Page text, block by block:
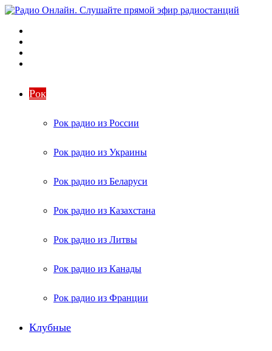
Рок
Рок радио из России
Рок радио из Украины
Рок радио из Беларуси
Рок радио из Казахстана
Рок радио из Литвы
Рок радио из Канады
Рок радио из Франции
Клубные